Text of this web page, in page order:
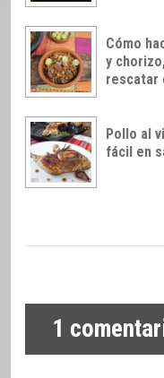
Cómo
y
rescatar
Pollo al
fácil en
1